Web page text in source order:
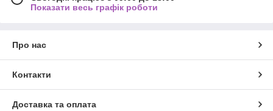
Показати весь графік роботи
Про нас
Контакти
Доставка та оплата